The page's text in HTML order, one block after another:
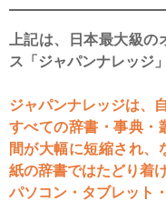
上記は、日本最大級の
ス「ジャパンナレッジ
ジャパンナレッジは、
すべての辞書・事典・
間が大幅に短縮され、
紙の辞書ではたどり着
パソコン・タブレット